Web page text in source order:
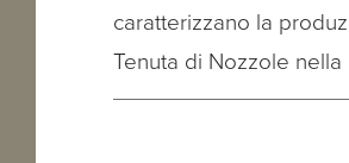
caratterizzano la
Tenuta di Nozzole